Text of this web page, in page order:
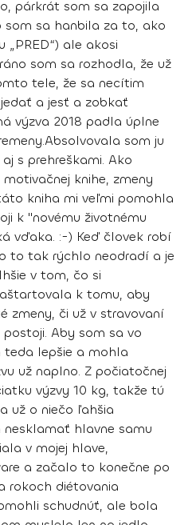
párkrát som sa zapojila
som sa hanbila za to, ako
ale akosi
som sa rozhodla, že už
tele, že sa necítim
a jesť a zobkať
výzva 2018 padla úplne
Absolvovala som ju
s prehreškami. Ako
motivačnej knihe, zmeny
kniha mi veľmi pomohla
k "novému životnému
vďaka. :-) Keď človek robí
to tak rýchlo neodradí a je
v tom, čo si
k tomu, aby
zmeny, či už v stravovaní
Aby som sa vo
lepšie a mohla
už naplno. Z počiatočnej
výzvy 10 kg, takže tú
už o niečo ľahšia
hlavne samu
v mojej hlave,
a začalo to konečne po
rokoch diétovania
schudnúť, ale bola